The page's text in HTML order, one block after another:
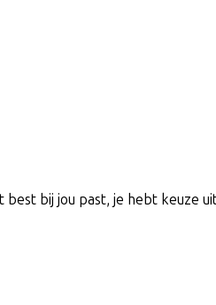
bij jou past, je hebt keuze